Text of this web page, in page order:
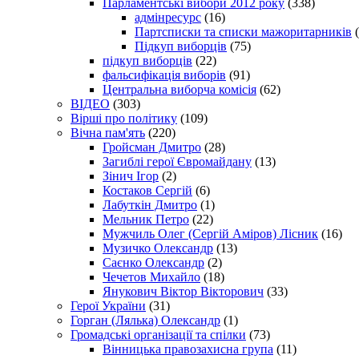
адмінресурс (16)
Партсписки та списки мажоритарників
Підкуп виборців (75)
підкуп виборців (22)
фальсифікація виборів (91)
Центральна виборча комісія (62)
ВІДЕО (303)
Вірші про політику (109)
Вічна пам'ять (220)
Гройсман Дмитро (28)
Загиблі герої Євромайдану (13)
Зінич Ігор (2)
Костаков Сергій (6)
Лабуткін Дмитро (1)
Мельник Петро (22)
Мужчиль Олег (Сергій Аміров) Лісник (16)
Музичко Олександр (13)
Саєнко Олександр (2)
Чечетов Михайло (18)
Янукович Віктор Вікторович (33)
Герої України (31)
Горган (Лялька) Олександр (1)
Громадські організації та спілки (73)
Вінницька правозахисна група (11)